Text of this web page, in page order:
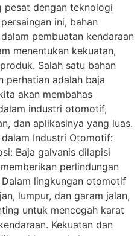
dengan teknologi
ini, bahan
pembuatan kendaraan
menentukan kekuatan,
Salah satu bahan
perhatian adalah baja
akan membahas
industri otomotif,
dan aplikasinya yang luas.
dalam Industri Otomotif:
Baja galvanis dilapisi
perlindungan
lingkungan otomotif
lumpur, dan garam jalan,
untuk mencegah karat
Kekuatan dan